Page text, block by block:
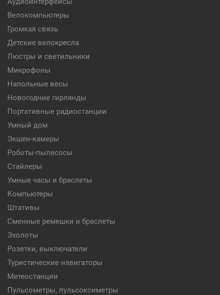
Велокомпьютеры
Громкая связь
Детские велокресла
Люстры и светильники
Микрофоны
Напольные весы
Новогодние гирлянды
Портативные радиостанции
Умный дом
Экшен-камеры
Роботы-пылесосы
Стайлеры
Умные часы и браслеты
Компьютеры
Штативы
Сменные ремешки и браслеты
Эхолоты
Розетки, выключатели
Туристические навигаторы
Метеостанции
Пульсометры, пульсоксиметры